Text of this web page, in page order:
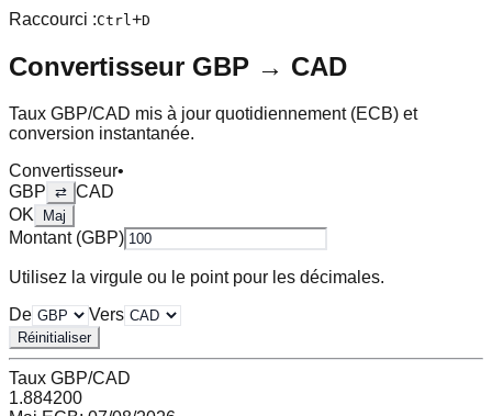
Raccourci :Ctrl+D
Convertisseur GBP → CAD
Taux GBP/CAD mis à jour quotidiennement (ECB) et
conversion instantanée.
Convertisseur•
GBP ⇄ CAD
OK
Maj
Montant (GBP)
Utilisez la virgule ou le point pour les décimales.
De
Vers
Réinitialiser
Taux GBP/CAD
1.884200